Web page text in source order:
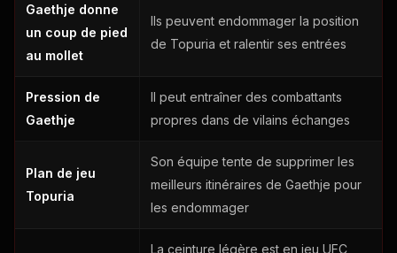
Gaethje donne
un coup de pied
au mollet
Ils peuvent endommager la position
de Topuria et ralentir ses entrées
Pression de
Gaethje
Il peut entraîner des combattants
propres dans de vilains échanges
Plan de jeu
Topuria
Son équipe tente de supprimer les
meilleurs itinéraires de Gaethje pour
les endommager
La ceinture légère est en jeu UFC